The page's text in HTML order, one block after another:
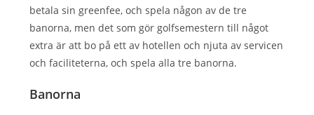
betala sin greenfee, och spela någon av de tre
banorna, men det som gör golfsemestern till något
extra är att bo på ett av hotellen och njuta av servicen
och faciliteterna, och spela alla tre banorna.
Banorna